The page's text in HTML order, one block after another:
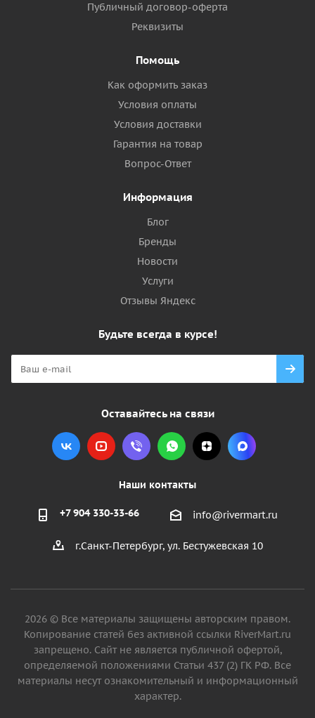
Публичный договор-оферта
Реквизиты
Помощь
Как оформить заказ
Условия оплаты
Условия доставки
Гарантия на товар
Вопрос-Ответ
Информация
Блог
Бренды
Новости
Услуги
Отзывы Яндекс
Будьте всегда в курсе!
Оставайтесь на связи
Наши контакты
+7 904 330-33-66 info@rivermart.ru
г.Санкт-Петербург, ул. Бестужевская 10
2026 © Все материалы защищены авторским правом.
Копирование статей без активной ссылки RiverMart.ru
запрещено. Сайт не является публичной офертой,
определяемой положениями Статьи 437 (2) ГК РФ. Все
материалы несут ознакомительный и информационный
характер.